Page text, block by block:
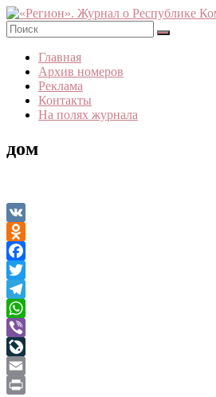
Skip
to
content
«Регион».
Журнал
Республике
Коми
Главная
Архив номеров
Реклама
Контакты
На полях журнала
дом
VK
Odnoklassniki
Facebook
Twitter
Telegram
WhatsApp
Viber
LiveJournal
Email